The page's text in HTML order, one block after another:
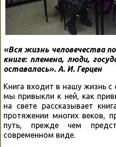
«Вся жизнь человечества
книге: племена, люди,
оставалась». А. И. Герцен
Книга входит в нашу жизнь с
мы привыкли к ней, как
на свете рассказывает
протяжении многих веков,
путь, прежде чем
современном виде.